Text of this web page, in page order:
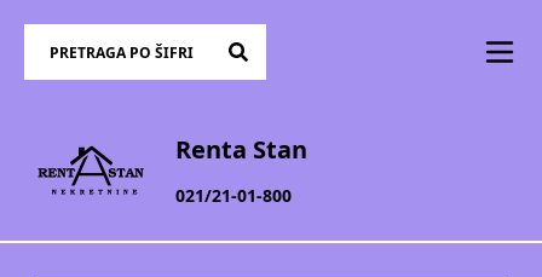
Renta Stan
021/21-01-800